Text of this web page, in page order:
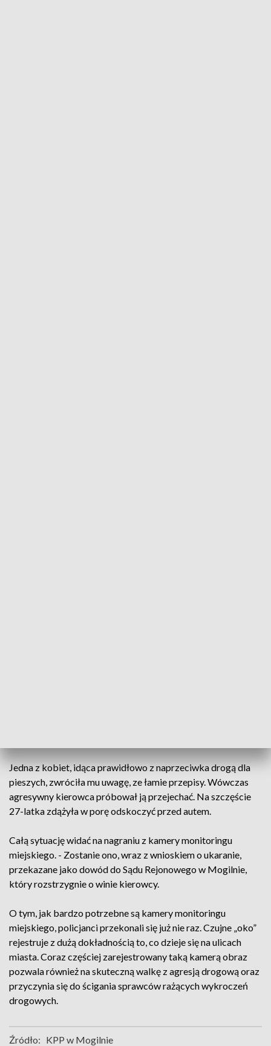
Jedna z kobiet, idąca prawidłowo z naprzeciwka drogą dla
pieszych, zwróciła mu uwagę, ze łamie przepisy. Wówczas
agresywny kierowca próbował ją przejechać. Na szczęście
27-latka zdążyła w porę odskoczyć przed autem.
Całą sytuację widać na nagraniu z kamery monitoringu
miejskiego. - Zostanie ono, wraz z wnioskiem o ukaranie,
przekazane jako dowód do Sądu Rejonowego w Mogilnie,
który rozstrzygnie o winie kierowcy.
O tym, jak bardzo potrzebne są kamery monitoringu
miejskiego, policjanci przekonali się już nie raz. Czujne „oko”
rejestruje z dużą dokładnością to, co dzieje się na ulicach
miasta. Coraz częściej zarejestrowany taką kamerą obraz
pozwala również na skuteczną walkę z agresją drogową oraz
przyczynia się do ścigania sprawców rażących wykroczeń
drogowych.
Źródło: KPP w Mogilnie